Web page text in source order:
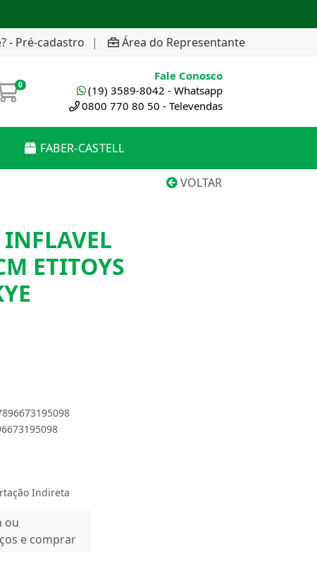
- Pré-cadastro | Área do Representante
0
Fale Conosco
(19) 3589-8042 - Whatsapp
0800 770 80 50 - Televendas
FABER-CASTELL
VOLTAR
ETITOYS
Indireta
ou
e comprar